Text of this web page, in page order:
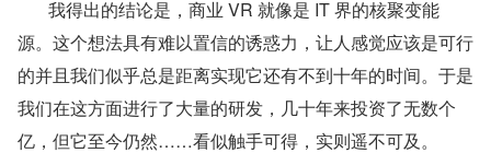
源。这个想法具有难以置信的诱惑力，让人感觉应该是可行
的并且我们似乎总是距离实现它还有不到十年的时间。于是
我们在这方面进行了大量的研发，几十年来投资了无数个
亿，但它至今仍然……看似触手可得，实则遥不可及。